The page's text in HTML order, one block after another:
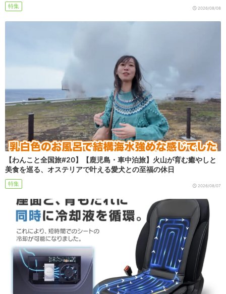
特集 2026/08/08
【わんこと全国旅#20】【鹿児島・車中泊旅】火山が育む癒やしと
美食を巡る、オステリアで叶える愛犬との至福の休日
特集 2026/08/07